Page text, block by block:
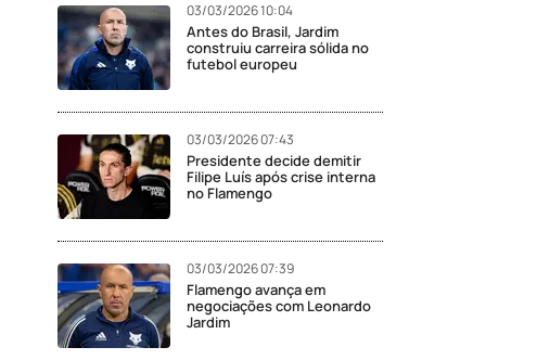
03/03/2026 10:04
Antes do Brasil, Jardim
construiu carreira sólida no
futebol europeu
03/03/2026 07:43
Presidente decide demitir
Filipe Luís após crise interna
no Flamengo
03/03/2026 07:39
Flamengo avança em
negociações com Leonardo
Jardim